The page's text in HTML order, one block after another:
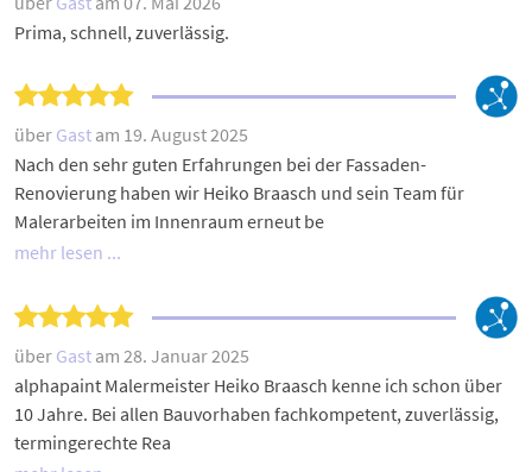
Prima, schnell, zuverlässig.
über Gast am 19. August 2025
Nach den sehr guten Erfahrungen bei der Fassaden-
Renovierung haben wir Heiko Braasch und sein Team für
Malerarbeiten im Innenraum erneut be
mehr lesen ...
über Gast am 28. Januar 2025
alphapaint Malermeister Heiko Braasch kenne ich schon über
10 Jahre. Bei allen Bauvorhaben fachkompetent, zuverlässig,
termingerechte Rea